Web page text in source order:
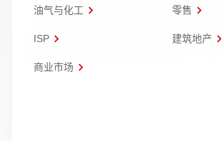
油气与化工 零售
ISP 建筑地产
商业市场